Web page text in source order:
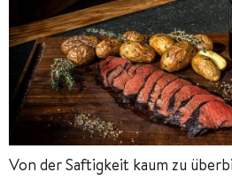
Von der Saftigkeit kaum zu